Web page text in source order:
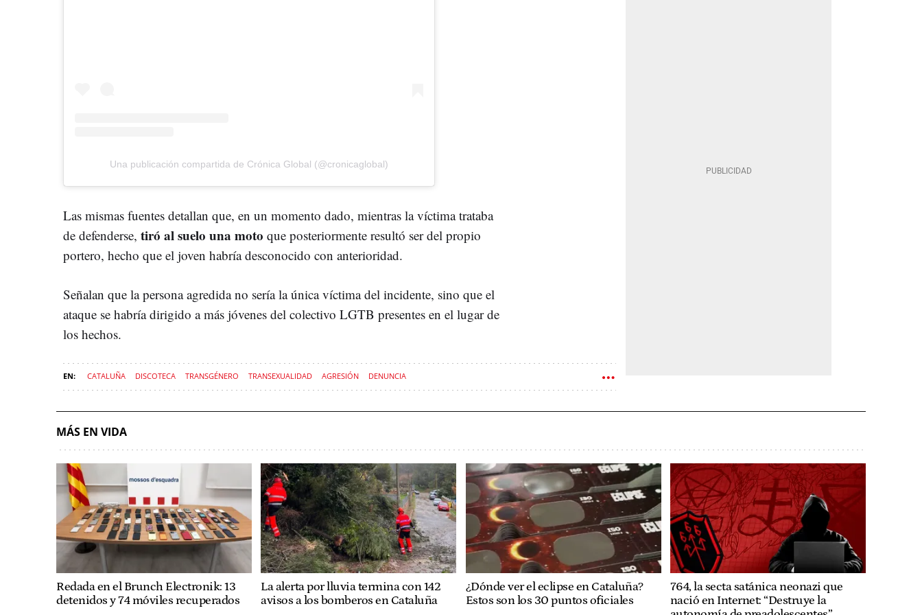
Una publicación compartida de Crónica Global (@cronicaglobal)
Las mismas fuentes detallan que, en un momento dado, mientras la víctima trataba
de defenderse, tiró al suelo una moto que posteriormente resultó ser del propio
portero, hecho que el joven habría desconocido con anterioridad.
Señalan que la persona agredida no sería la única víctima del incidente, sino que el
ataque se habría dirigido a más jóvenes del colectivo LGTB presentes en el lugar de
los hechos.
CATALUÑA DISCOTECA TRANSGÉNERO TRANSEXUALIDAD AGRESIÓN DENUNCIA
MÁS EN VIDA
Redada en el Brunch Electronik: 13
detenidos y 74 móviles recuperados
La alerta por lluvia termina con 142
avisos a los bomberos en Cataluña
¿Dónde ver el eclipse en Cataluña?
Estos son los 30 puntos oficiales
764, la secta satánica neonazi que
nació en Internet: “Destruye la